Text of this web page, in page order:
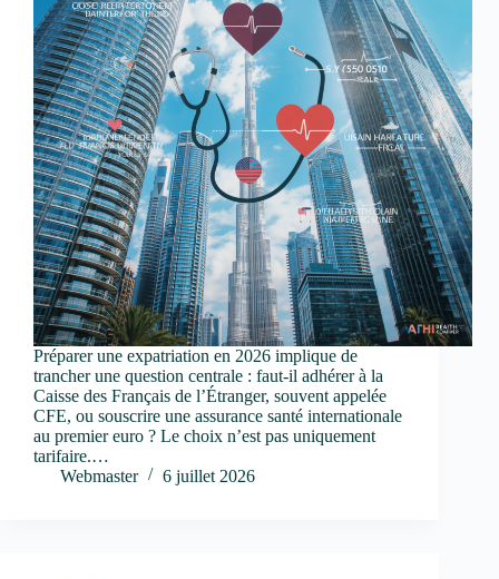
Préparer une expatriation en 2026 implique de
trancher une question centrale : faut-il adhérer à la
Caisse des Français de l’Étranger, souvent appelée
CFE, ou souscrire une assurance santé internationale
au premier euro ? Le choix n’est pas uniquement
tarifaire.…
Webmaster
6 juillet 2026